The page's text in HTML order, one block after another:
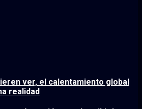
ver, el calentamiento global
realidad